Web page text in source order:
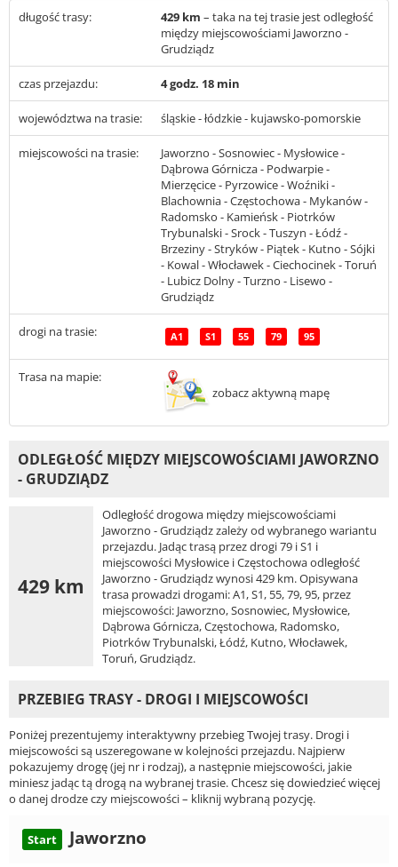
długość trasy: 429 km – taka na tej trasie jest odległość
między miejscowościami Jaworzno -
Grudziądz
czas przejazdu: 4 godz. 18 min
województwa na trasie: śląskie - łódzkie - kujawsko-pomorskie
miejscowości na trasie:
Jaworzno - Sosnowiec - Mysłowice -
Dąbrowa Górnicza - Podwarpie -
Mierzęcice - Pyrzowice - Woźniki -
Blachownia - Częstochowa - Mykanów -
Radomsko - Kamieńsk - Piotrków
Trybunalski - Srock - Tuszyn - Łódź -
Brzeziny - Stryków - Piątek - Kutno - Sójki
- Kowal - Włocławek - Ciechocinek - Toruń
- Lubicz Dolny - Turzno - Lisewo -
Grudziądz
drogi na trasie: A1 S1 55 79 95
Trasa na mapie:
zobacz aktywną mapę
ODLEGŁOŚĆ MIĘDZY MIEJSCOWOŚCIAMI JAWORZNO
- GRUDZIĄDZ
429 km
Odległość drogowa między miejscowościami
Jaworzno - Grudziądz zależy od wybranego wariantu
przejazdu. Jadąc trasą przez drogi 79 i S1 i
miejscowości Mysłowice i Częstochowa odległość
Jaworzno - Grudziądz wynosi 429 km. Opisywana
trasa prowadzi drogami: A1, S1, 55, 79, 95, przez
miejscowości: Jaworzno, Sosnowiec, Mysłowice,
Dąbrowa Górnicza, Częstochowa, Radomsko,
Piotrków Trybunalski, Łódź, Kutno, Włocławek,
Toruń, Grudziądz.
PRZEBIEG TRASY - DROGI I MIEJSCOWOŚCI
Poniżej prezentujemy interaktywny przebieg Twojej trasy. Drogi i
miejscowości są uszeregowane w kolejności przejazdu. Najpierw
pokazujemy drogę (jej nr i rodzaj), a następnie miejscowości, jakie
miniesz jadąc tą drogą na wybranej trasie. Chcesz się dowiedzieć więcej
o danej drodze czy miejscowości – kliknij wybraną pozycję.
Start Jaworzno